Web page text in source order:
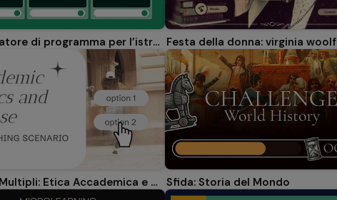
Organizzatore di programma per l’istruzione superiore
Percorsi Multipli: Etica Accademica e Uso dell’IA
Festa della donna: virginia woolf
Sfida: Storia del Mondo